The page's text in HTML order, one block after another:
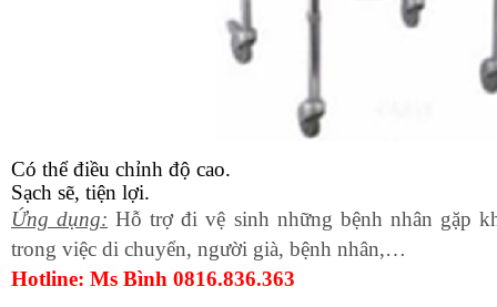
Có thể điều chỉnh độ cao.
Sạch sẽ, tiện lợi.
Ứng dụng: Hỗ trợ đi vệ sinh những bệnh nhân gặp
trong việc di chuyển, người già, bệnh nhân,…
Hotline: Ms Bình 0816.836.363